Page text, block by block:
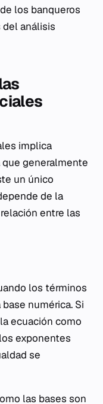
los banqueros
análisis
implica
generalmente
un único
de la
entre las
los términos
numérica. Si
ecuación como
exponentes
se
las bases son